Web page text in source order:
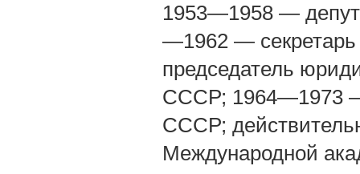
1953—1958 —
—1962 —
председатель
СССР; 1964—1973 —
СССР;
Международной